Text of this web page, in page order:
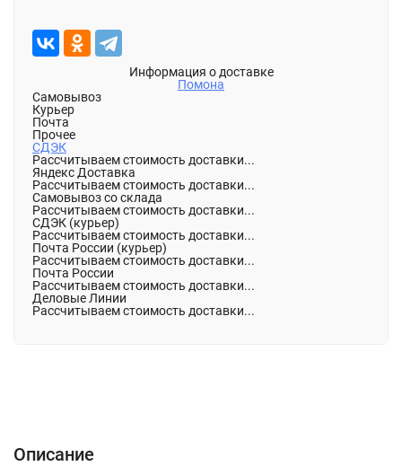
Информация о доставке
Помона
Самовывоз
Курьер
Почта
Прочее
СДЭК
Рассчитываем стоимость доставки...
Яндекс Доставка
Рассчитываем стоимость доставки...
Самовывоз со склада
Рассчитываем стоимость доставки...
СДЭК (курьер)
Рассчитываем стоимость доставки...
Почта России (курьер)
Рассчитываем стоимость доставки...
Почта России
Рассчитываем стоимость доставки...
Деловые Линии
Рассчитываем стоимость доставки...
Описание